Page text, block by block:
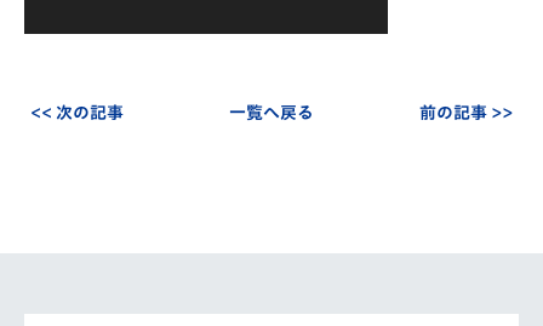
<< 次の記事 一覧へ戻る 前の記事 >>